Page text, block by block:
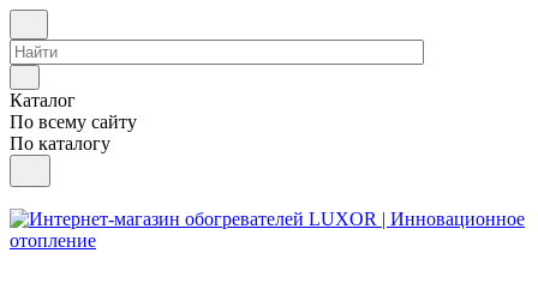
Каталог
По всему сайту
По каталогу